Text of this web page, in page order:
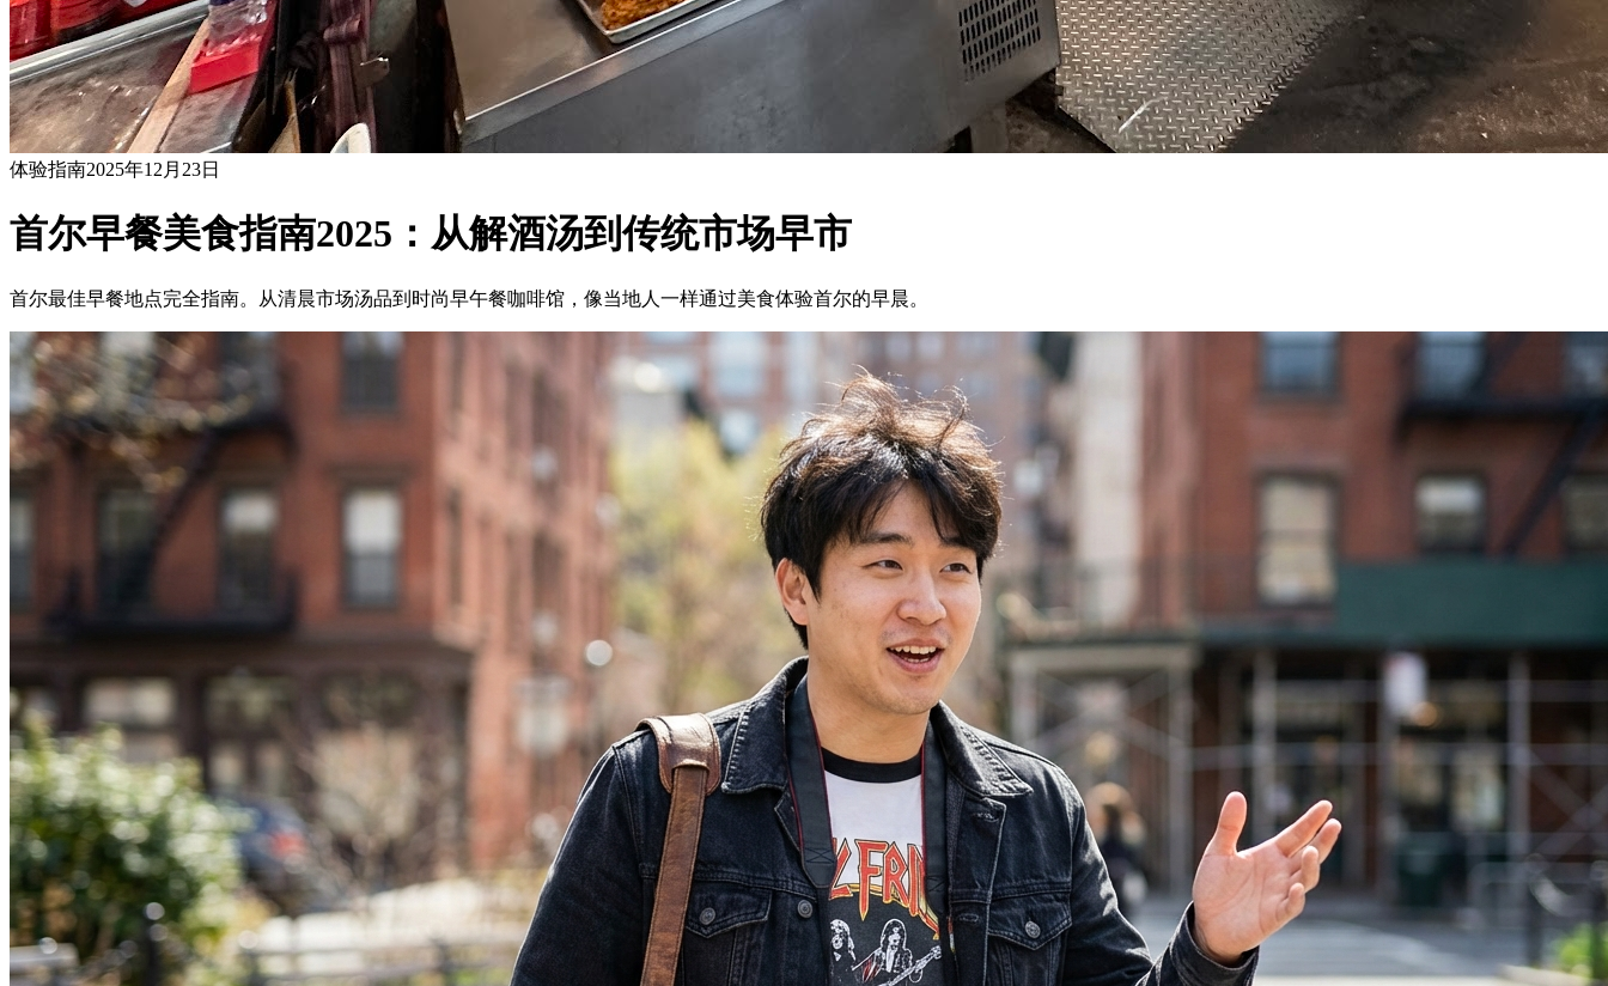
体验指南2025年12月23日
首尔早餐美食指南2025：从解酒汤到传统市场早市
首尔最佳早餐地点完全指南。从清晨市场汤品到时尚早午餐咖啡馆，像当地人一样通过美食体验首尔的早晨。